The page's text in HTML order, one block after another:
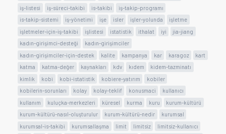
iş-listesi
iş-süreci-takibi is-takibi
iş-takip-programı
is-takip-sistemi
iş-yönetimi işe isler işler-yolunda
işletme
işletmeler-için-iş-takibi
işlistesi istatistik ithalat iyi
jia-jiang
kadın-girişimci-desteği
kadın-girişimciler
kadın-girişimciler-için-destek
kalite kampanya kar karagoz
kart
katma
katma-değer kaynakları kdv kıdem
kidem-tazminatı
kimlik
kobi kobi-istatistik kobiere-yatırım
kobiler
kobilerin-sorunları
kolay kolay-teklif konusmaci
kullanıcı
kullanım
kuluçka-merkezleri küresel kurma kuru
kurum-kültürü
kurum-kültürü-nasıl-oluşturulur
kurum-kültürü-nedir
kurumsal
kurumsal-is-takibi
kurumsallaşma limit limitsiz
limitsiz-kullanıcı